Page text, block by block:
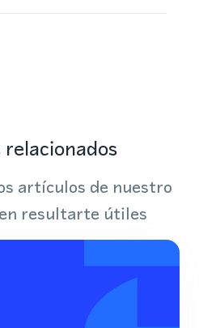
artículos de nuestro
resultarte útiles